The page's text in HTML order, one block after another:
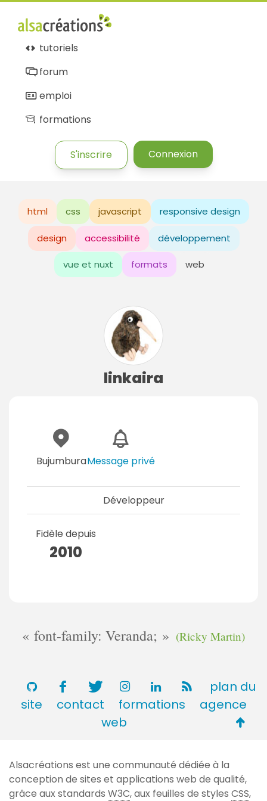
tutoriels
forum
emploi
formations
S'inscrire Connexion
html css javascript responsive design
design accessibilité développement
vue et nuxt formats web
linkaira
BujumburaMessage privé
Développeur
Fidèle depuis
2010
font-family: Veranda; (Ricky Martin)
plan du
site
contact formations
agence
web
de
page
Alsacréations est une communauté dédiée à la
conception de sites et applications web de qualité,
grâce aux standards W3C, aux feuilles de styles CSS,